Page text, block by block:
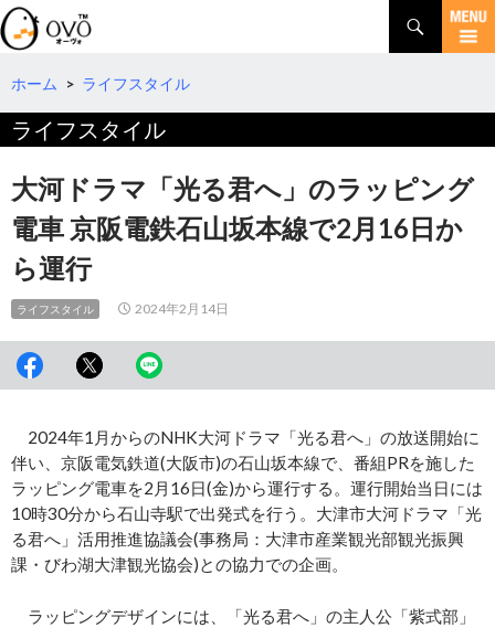
検
索
コ
テ
ツ
へ
動
ホーム > ライフスタイル
ライフスタイル
大河ドラマ「光る君へ」のラッピング
電車 京阪電鉄石山坂本線で2月16日か
ら運行
ライフスタイル 2024年2月14日
2024年1月からのNHK大河ドラマ「光る君へ」の放送開始に
伴い、京阪電気鉄道(大阪市)の石山坂本線で、番組PRを施した
ラッピング電車を2月16日(金)から運行する。運行開始当日には
10時30分から石山寺駅で出発式を行う。大津市大河ドラマ「光
る君へ」活用推進協議会(事務局：大津市産業観光部観光振興
課・びわ湖大津観光協会)との協力での企画。
ラッピングデザインには、「光る君へ」の主人公「紫式部」